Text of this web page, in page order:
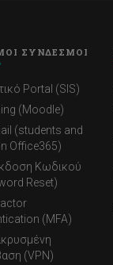
ΣΥΝΔΕΣΜΟΙ
Portal (SIS)
(Moodle)
(students and
Office365)
Κωδικού
Reset)
(MFA)
(VPN)